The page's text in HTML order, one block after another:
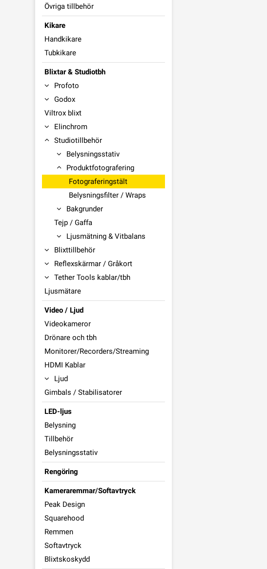
Övriga tillbehör
Kikare
Handkikare
Tubkikare
Blixtar & Studiotbh
Profoto
Godox
Viltrox blixt
Elinchrom
Studiotillbehör
Belysningsstativ
Produktfotografering
Fotograferingstält
Belysningsfilter / Wraps
Bakgrunder
Tejp / Gaffa
Ljusmätning & Vitbalans
Blixttillbehör
Reflexskärmar / Gråkort
Tether Tools kablar/tbh
Ljusmätare
Video / Ljud
Videokameror
Drönare och tbh
Monitorer/Recorders/Streaming
HDMI Kablar
Ljud
Gimbals / Stabilisatorer
LED-ljus
Belysning
Tillbehör
Belysningsstativ
Rengöring
Kameraremmar/Softavtryck
Peak Design
Squarehood
Remmen
Softavtryck
Blixtskoskydd